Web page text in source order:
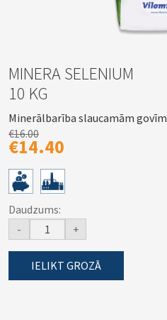
MINERA SELENIUM
10 KG
Minerālbarība slaucamām govīm
€16.00
€14.40
Daudzums:
-
+
IELIKT GROZĀ